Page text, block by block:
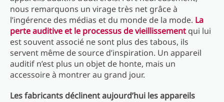
nous remarquons un virage très net grâce à
l’ingérence des médias et du monde de la mode. La
perte auditive et le processus de vieillissement qui lui
est souvent associé ne sont plus des tabous, ils
servent même de source d’inspiration. Un appareil
auditif n’est plus un objet de honte, mais un
accessoire à montrer au grand jour.
Les fabricants déclinent aujourd’hui les appareils